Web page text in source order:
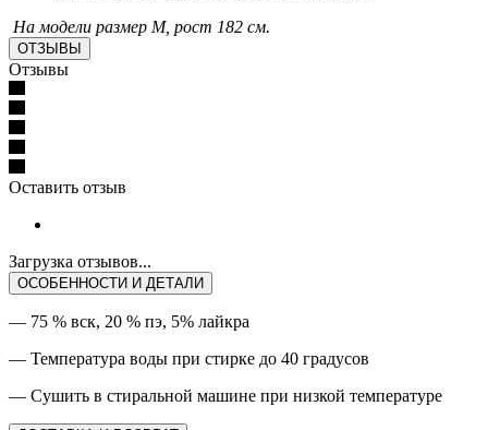
На модели размер М, рост 182 см.
ОТЗЫВЫ
Отзывы
Оставить отзыв
Загрузка отзывов...
ОСОБЕННОСТИ И ДЕТАЛИ
— 75 % вск, 20 % пэ, 5% лайкра
— Температура воды при стирке до 40 градусов
— Сушить в стиральной машине при низкой температуре